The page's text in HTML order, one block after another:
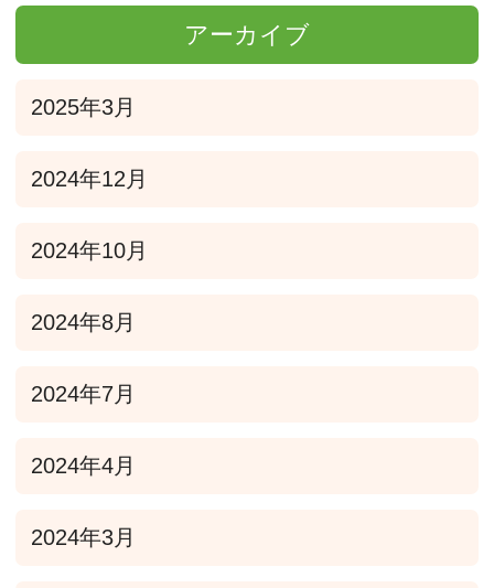
アーカイブ
2025年3月
2024年12月
2024年10月
2024年8月
2024年7月
2024年4月
2024年3月